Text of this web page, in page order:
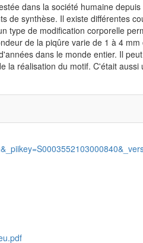
dans la société humaine
synthèse. Il existe différentes
de modification corporelle
de la piqûre varie de 1 à 4
dans le monde entier. Il
réalisation du motif. C'était